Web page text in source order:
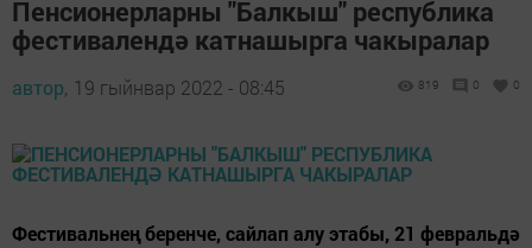
Пенсионерларны "Балкыш" республика
фестивалендә катнашырга чакыралар
автор, 19 гыйнвар 2022 - 08:45 819 0 0
Фестивальнең беренче, сайлап алу этабы, 21 февральдә